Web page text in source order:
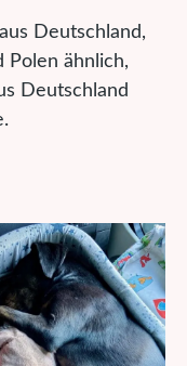
Deutschland,
Polen ähnlich,
Deutschland